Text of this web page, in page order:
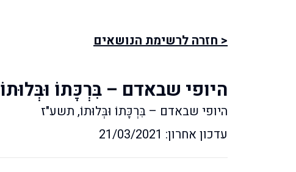
< חזרה לרשימת הנושאים
היופי שבאדם – בִּרְכָּתוֹ וּבְּלוּתוֹ
היופי שבאדם – בִּרְכָּתוֹ וּבְּלוּתוֹ, תשע"ז
עדכון אחרון: 21/03/2021